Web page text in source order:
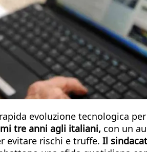
evoluzione tecnologica
tre anni agli italiani, con un
evitare rischi e truffe. Il